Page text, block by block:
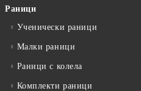
Раници
Ученически раници
Малки раници
Раници с колела
Комплекти раници